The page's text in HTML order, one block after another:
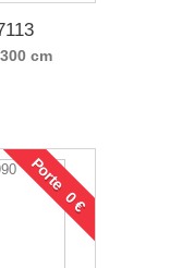
cm
Porte 0 €